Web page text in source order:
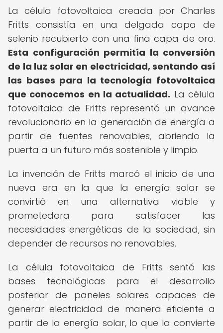
La célula fotovoltaica creada por Charles
Fritts consistía en una delgada capa de
selenio recubierto con una fina capa de oro.
Esta configuración permitía la conversión
de la luz solar en electricidad, sentando así
las bases para la tecnología fotovoltaica
que conocemos en la actualidad. La célula
fotovoltaica de Fritts representó un avance
revolucionario en la generación de energía a
partir de fuentes renovables, abriendo la
puerta a un futuro más sostenible y limpio.
La invención de Fritts marcó el inicio de una
nueva era en la que la energía solar se
convirtió en una alternativa viable y
prometedora para satisfacer las
necesidades energéticas de la sociedad, sin
depender de recursos no renovables.
La célula fotovoltaica de Fritts sentó las
bases tecnológicas para el desarrollo
posterior de paneles solares capaces de
generar electricidad de manera eficiente a
partir de la energía solar, lo que la convierte